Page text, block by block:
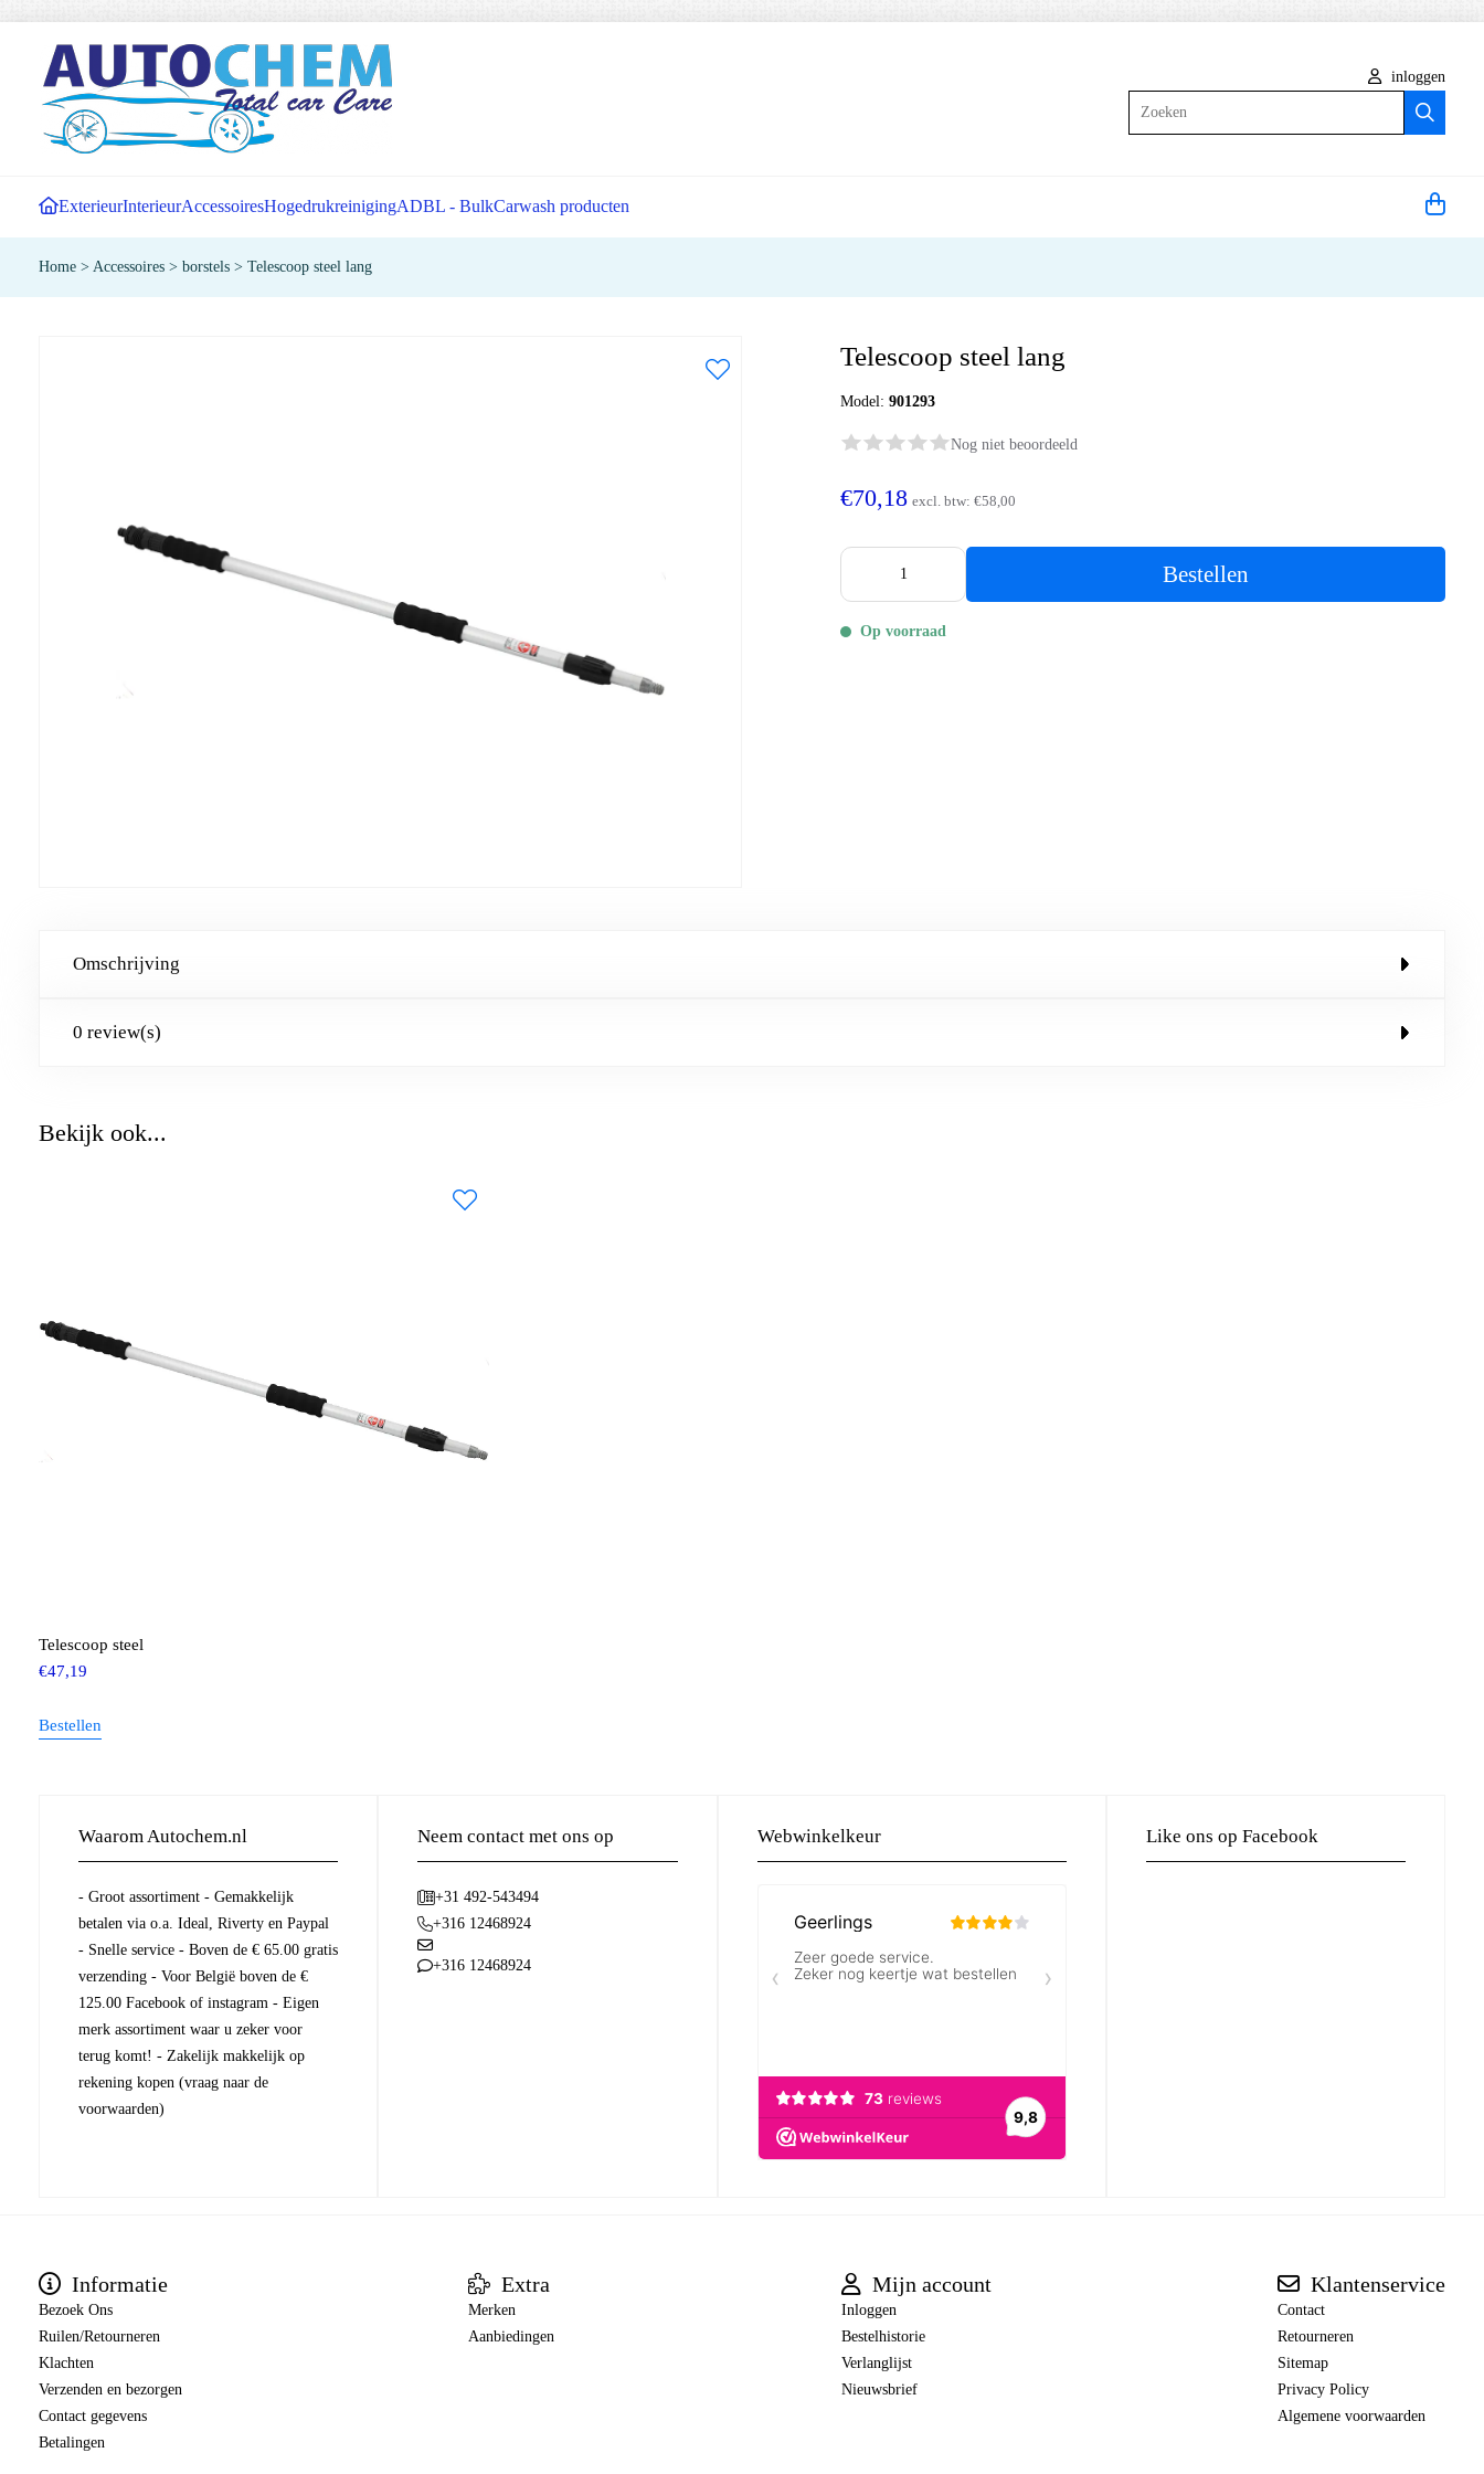
inloggen
ExterieurInterieurAccessoiresHogedrukreinigingADBL - BulkCarwash producten
Home > Accessoires > borstels > Telescoop steel lang
Telescoop steel lang
Model:901293
Nog niet beoordeeld
€70,18 excl. btw:€58,00
Bestellen
Op voorraad
Omschrijving
0 review(s)
Bekijk ook...
Telescoop steel
€47,19
Bestellen
Waarom Autochem.nl
- Groot assortiment - Gemakkelijk
betalen via o.a. Ideal, Riverty en Paypal
- Snelle service - Boven de € 65.00 gratis
verzending - Voor België boven de €
125.00 Facebook of instagram - Eigen
merk assortiment waar u zeker voor
terug komt! - Zakelijk makkelijk op
rekening kopen (vraag naar de
voorwaarden)
Neem contact met ons op
+31 492-543494
+316 12468924
+316 12468924
Webwinkelkeur Like ons op Facebook
Informatie
Bezoek Ons
Ruilen/Retourneren
Klachten
Verzenden en bezorgen
Contact gegevens
Betalingen
Extra
Merken
Aanbiedingen
Mijn account
Inloggen
Bestelhistorie
Verlanglijst
Nieuwsbrief
Klantenservice
Contact
Retourneren
Sitemap
Privacy Policy
Algemene voorwaarden